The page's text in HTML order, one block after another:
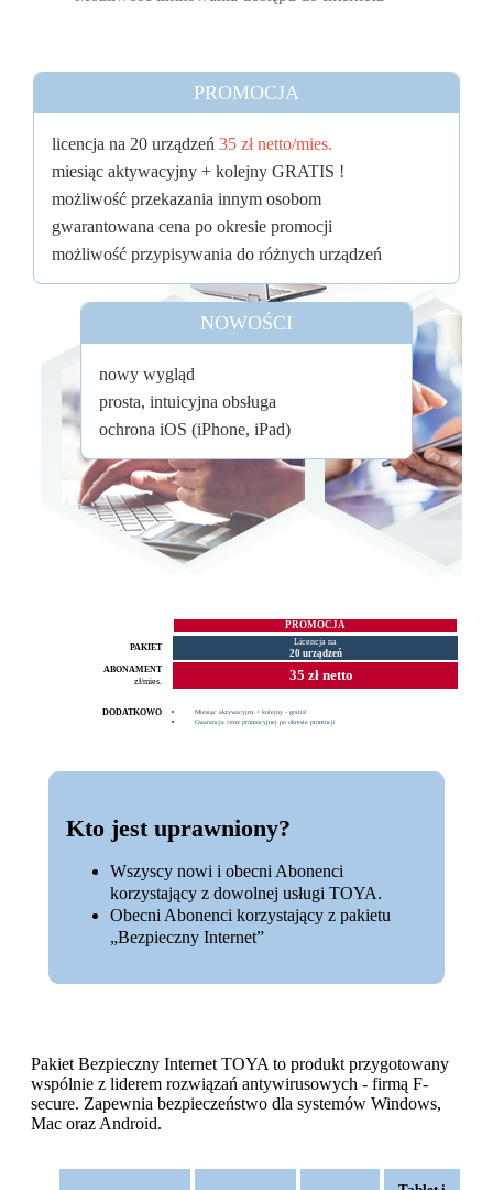
PROMOCJA
licencja na 20 urządzeń 35 zł netto/mies.
miesiąc aktywacyjny + kolejny GRATIS !
możliwość przekazania innym osobom
gwarantowana cena po okresie promocji
możliwość przypisywania do różnych urządzeń
NOWOŚCI
nowy wygląd
prosta, intuicyjna obsługa
ochrona iOS (iPhone, iPad)
PROMOCJA
PAKIET
Licencja na
20 urządzeń
ABONAMENT
zł/mies.
35 zł netto
DODATKOWO
Miesiąc aktywacyjny + kolejny - gratis!
Gwarancja ceny promocyjnej po okresie promocji
Kto jest uprawniony?
Wszyscy nowi i obecni Abonenci
korzystający z dowolnej usługi TOYA.
Obecni Abonenci korzystający z pakietu
„Bezpieczny Internet”
Pakiet Bezpieczny Internet TOYA to produkt przygotowany
wspólnie z liderem rozwiązań antywirusowych - firmą F-
secure. Zapewnia bezpieczeństwo dla systemów Windows,
Mac oraz Android.